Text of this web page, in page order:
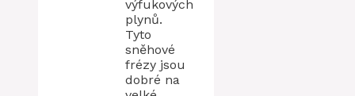
výfukových
plynů.
Tyto
sněhové
frézy jsou
dobré na